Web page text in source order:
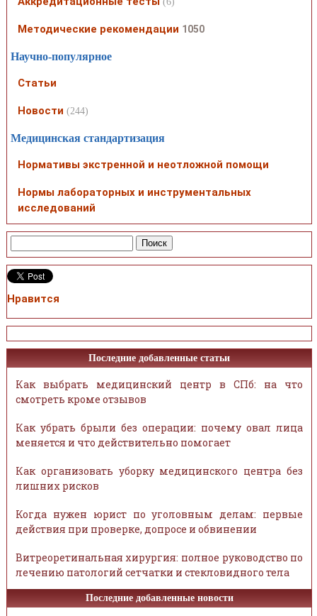
Методические рекомендации 1050
Научно-популярное
Статьи
Новости (244)
Медицинская стандартизация
Нормативы экстренной и неотложной помощи
Нормы лабораторных и инструментальных
исследований
Нравится
Последние добавленные статьи
Как выбрать медицинский центр в СПб: на что
смотреть кроме отзывов
Как убрать брыли без операции: почему овал лица
меняется и что действительно помогает
Как организовать уборку медицинского центра без
лишних рисков
Когда нужен юрист по уголовным делам: первые
действия при проверке, допросе и обвинении
Витреоретинальная хирургия: полное руководство по
лечению патологий сетчатки и стекловидного тела
Последние добавленные новости